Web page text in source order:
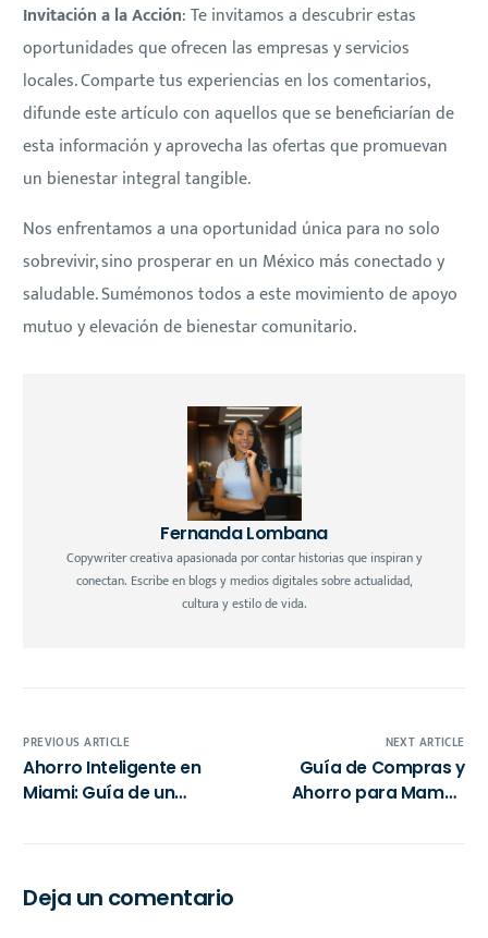
Invitación a la Acción: Te invitamos a descubrir estas
oportunidades que ofrecen las empresas y servicios
locales. Comparte tus experiencias en los comentarios,
difunde este artículo con aquellos que se beneficiarían de
esta información y aprovecha las ofertas que promuevan
un bienestar integral tangible.
Nos enfrentamos a una oportunidad única para no solo
sobrevivir, sino prosperar en un México más conectado y
saludable. Sumémonos todos a este movimiento de apoyo
mutuo y elevación de bienestar comunitario.
Fernanda Lombana
Copywriter creativa apasionada por contar historias que inspiran y
conectan. Escribe en blogs y medios digitales sobre actualidad,
cultura y estilo de vida.
PREVIOUS ARTICLE
Ahorro Inteligente en
Miami: Guía de un
NEXT ARTICLE
Guía de Compras y
Ahorro para Mamás
Deja un comentario